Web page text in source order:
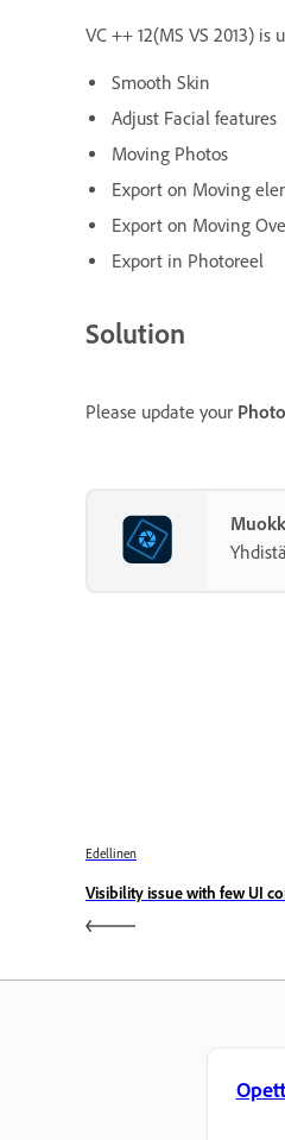
VC ++ 12(MS VS 2013)
Smooth Skin
Adjust Facial features
Moving Photos
Export on Moving
Export on Moving
Export in Photoreel
Solution
Please update your
Edellinen
Visibility issue with few UI